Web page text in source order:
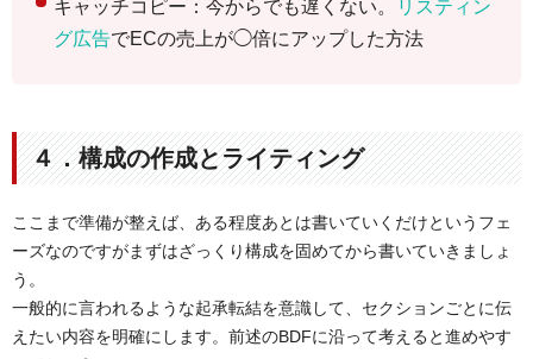
キャッチコピー：今からでも遅くない。
リスティン
グ広告でECの売上が◯倍にアップした方法
４．構成の作成とライティング
ここまで準備が整えば、ある程度あとは書いていくだけというフェ
ーズなのですがまずはざっくり構成を固めてから書いていきましょ
う。
一般的に言われるような起承転結を意識して、セクションごとに伝
えたい内容を明確にします。前述のBDFに沿って考えると進めやす